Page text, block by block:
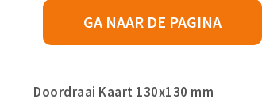
GA NAAR DE PAGINA
Doordraai Kaart 130x130 mm